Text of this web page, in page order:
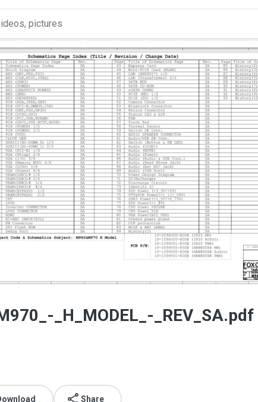
_H_MODEL_-_REV_SA.pdf
Share